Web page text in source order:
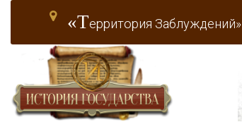
«Территория Заблуждений»